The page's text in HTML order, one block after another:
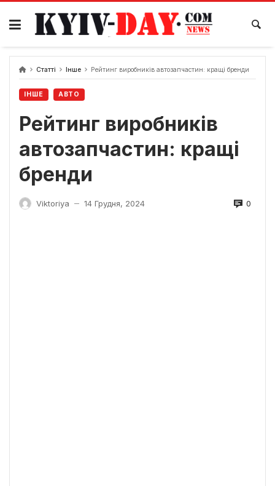
Перейти
вмісту
Статті Інше Рейтинг виробників автозапчастин: кращі бренди
ІНШЕ АВТО
Рейтинг виробників
автозапчастин: кращі
бренди
Viktoriya — 14 Грудня, 2024 0